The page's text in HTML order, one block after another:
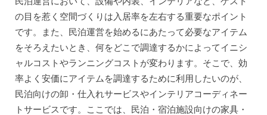
の目を惹く空間づくりは入居率を左右する重要なポイント
です。また、民泊運営を始めるにあたって必要なアイテム
をそろえたいとき、何をどこで調達するかによってイニシ
ャルコストやランニングコストが変わります。そこで、効
率よく安価にアイテムを調達するために利用したいのが、
民泊向けの卸・仕入れサービスやインテリアコーディネー
トサービスです。ここでは、民泊・宿泊施設向けの家具・